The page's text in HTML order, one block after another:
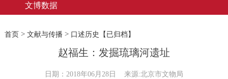
文博数据
首页> 文献与传播 > 口述历史【已归档】
赵福生：发掘琉璃河遗址
日期：2018年06月28日 来源:北京市文物局